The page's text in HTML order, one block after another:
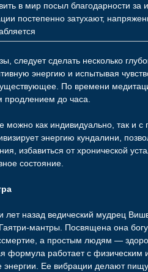
в мир посыл благодарности за
постепенно затухают,
следует сделать несколько
энергию и испытывая
По времени
продлением до часа.
можно как индивидуально, так и
энергию кундалини,
избавиться от хронической
состояние.
лет назад ведический мудрец
Гаятри-мантры. Посвящена она
а простым людям —
формула работает с
энергии. Ее вибрации делают